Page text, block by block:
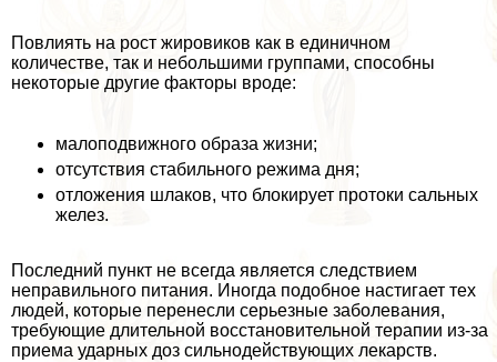
Повлиять на рост жировиков как в единичном
количестве, так и небольшими группами, способны
некоторые другие факторы вроде:
малоподвижного образа жизни;
отсутствия стабильного режима дня;
отложения шлаков, что блокирует протоки сальных
желез.
Последний пункт не всегда является следствием
неправильного питания. Иногда подобное настигает тех
людей, которые перенесли серьезные заболевания,
требующие длительной восстановительной терапии из-за
приема ударных доз сильнодействующих лекарств.